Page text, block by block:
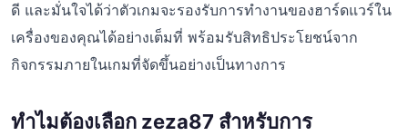
ดี และมั่นใจได้ว่าตัวเกมจะรองรับการทำงานของฮาร์ดแวร์ใน
เครื่องของคุณได้อย่างเต็มที่ พร้อมรับสิทธิประโยชน์จาก
กิจกรรมภายในเกมที่จัดขึ้นอย่างเป็นทางการ
ทำไมต้องเลือก zeza87 สำหรับการ